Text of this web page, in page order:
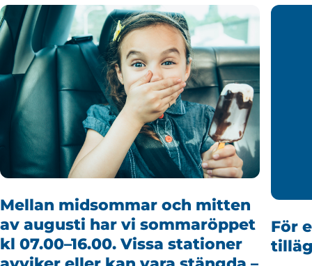
Mellan midsommar och mitten
av augusti har vi sommaröppet
kl 07.00–16.00. Vissa stationer
För